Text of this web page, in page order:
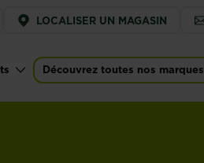
LOCALISER UN MAGASIN
Découvrez toutes nos marques